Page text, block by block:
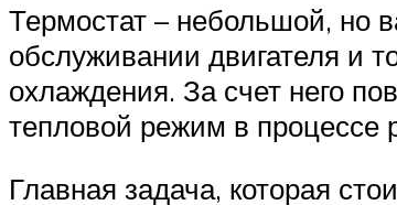
Термостат – небольшой, но
обслуживании двигателя и
охлаждения. За счет него
тепловой режим в процессе
Главная задача, которая